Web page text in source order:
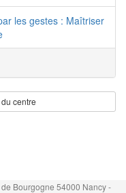
les gestes : Maîtriser
centre
Bourgogne 54000 Nancy -